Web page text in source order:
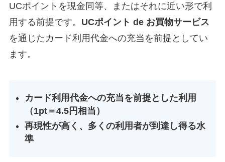
UCポイントを現金同等、またはそれに近い形で利
用する前提です。 UCポイント de お買物サービス
を通じたカード利用代金への充当を前提としてい
ます。
カード利用代金への充当を前提とした利用
（1pt＝4.5円相当）
再現性が高く、多くの利用者が到達し得る水
準